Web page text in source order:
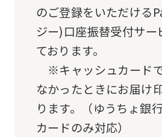
のご登録をいただける
ジー)口座振替受付サー
ております。
※キャッシュカード
なかったときにお届け
ります。（ゆうちょ銀
カードのみ対応）
of
this
will
be